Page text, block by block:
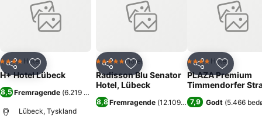
Del Føj til favoritter
4 StjernerHotel
H+ Hotel Lübeck
8,5 Fremragende (6.219 bedømmelser
Lübeck, Tyskland
Del Føj til favoritter
5 StjernerHotel
Radisson Blu Senator
Hotel, Lübeck
8,8Fremragende (12.109 bedømmelser)
Del Føj til
4 StjernerHotel
PLAZA Premium
Timmendorfer
7,9 Godt (5.466